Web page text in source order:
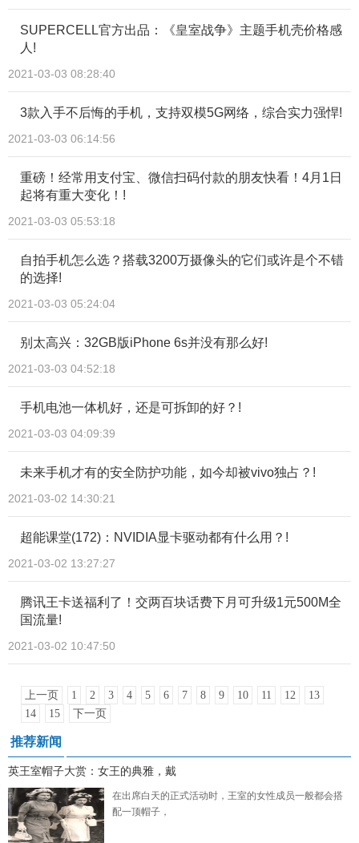
SUPERCELL官方出品：《皇室战争》主题手机壳价格感
人!
2021-03-03 08:28:40
3款入手不后悔的手机，支持双模5G网络，综合实力强悍!
2021-03-03 06:14:56
重磅！经常用支付宝、微信扫码付款的朋友快看！4月1日
起将有重大变化！!
2021-03-03 05:53:18
自拍手机怎么选？搭载3200万摄像头的它们或许是个不错
的选择!
2021-03-03 05:24:04
别太高兴：32GB版iPhone 6s并没有那么好!
2021-03-03 04:52:18
手机电池一体机好，还是可拆卸的好？!
2021-03-03 04:09:39
未来手机才有的安全防护功能，如今却被vivo独占？!
2021-03-02 14:30:21
超能课堂(172)：NVIDIA显卡驱动都有什么用？!
2021-03-02 13:27:27
腾讯王卡送福利了！交两百块话费下月可升级1元500M全
国流量!
2021-03-02 10:47:50
上一页 1 2 3 4 5 6 7 8 9 10 11 12
13
14
15 下一页
推荐新闻
英王室帽子大赏：女王的典雅，戴
在出席白天的正式活动时，王室的女性成员一般都会搭
配一顶帽子，